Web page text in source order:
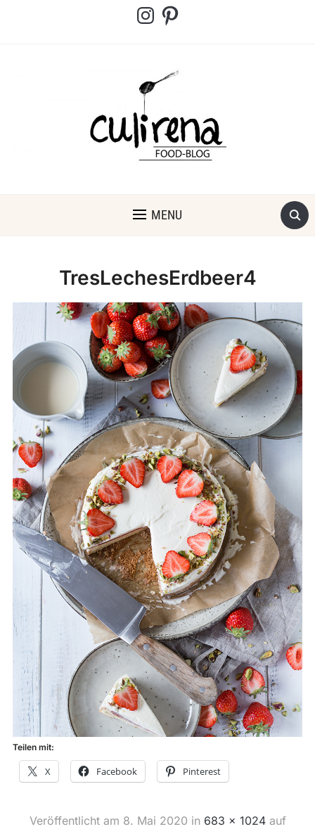
InstagramPinterest
MENU
TresLechesErdbeer4
Teilen mit:
X Facebook Pinterest
Veröffentlicht am 8. Mai 2020 in 683 × 1024auf